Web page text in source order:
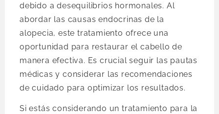
debido a desequilibrios hormonales. Al
abordar las causas endocrinas de la
alopecia, este tratamiento ofrece una
oportunidad para restaurar el cabello de
manera efectiva. Es crucial seguir las pautas
médicas y considerar las recomendaciones
de cuidado para optimizar los resultados.
Si estás considerando un tratamiento para la